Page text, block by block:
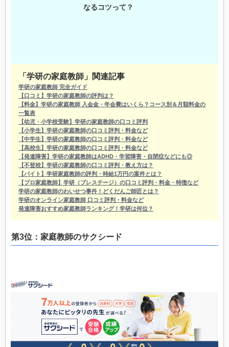
なるコツって？
「学研の家庭教師」関連記事
学研の家庭教師 完全ガイド
【口コミ】学研の家庭教師の評判は？
【料金】学研の家庭教師 入会金・年会費はいくら？コース別＆月額料金の
一覧表
【幼児・小学校受験】学研の家庭教師の口コミ評判
【小学生】学研の家庭教師の口コミ評判・料金など
【中学生】学研の家庭教師の口コミ評判・料金など
【高校生】学研の家庭教師の口コミ評判・料金など
【発達障害】学研の家庭教師はADHD・学習障害・自閉症などにも◎
【不登校】学研の家庭教師の口コミ評判・教え方は？
【バイト】学研家庭教師の評判・時給1万円の案件とは？
【プロ家庭教師】学研（プレステージ）の口コミ評判・料金・特徴など
学研の家庭教師のわいせつ事件！どくだんご師匠とは？
学研のオンライン家庭教師 口コミ評判・料金など
発達障害おすすめ家庭教師ランキング！学研は何位？
第3位：家庭教師のサクシード